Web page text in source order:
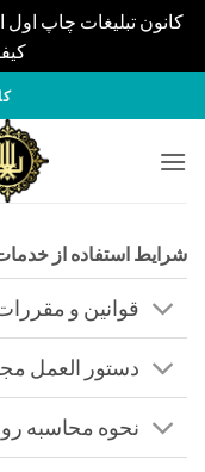
کانون تبلیغات چاپ اول
شرایط استفاده از
قوانین و مقررات
دستور العمل
نحوه محاسبه روز